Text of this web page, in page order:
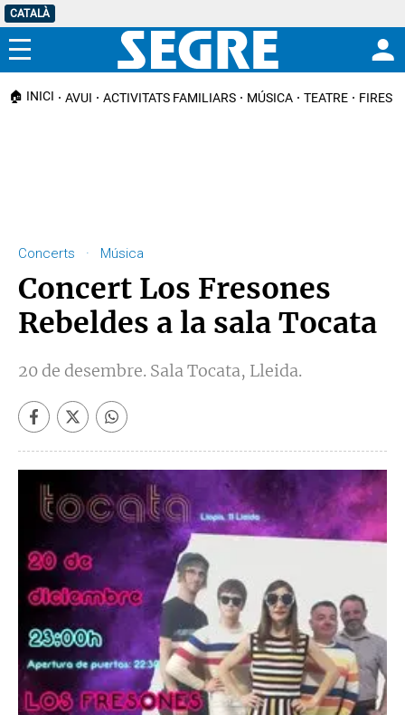
CATALÀ
Menú
🏠 INICI AVUI ACTIVITATS FAMILIARS MÚSICA TEATRE FIRES I
Concerts · Música
Concert Los Fresones
Rebeldes a la sala Tocata
20 de desembre. Sala Tocata, Lleida.